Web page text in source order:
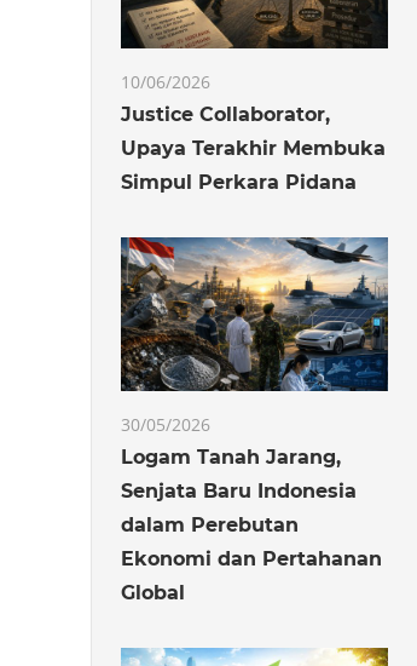
10/06/2026
Justice Collaborator,
Upaya Terakhir Membuka
Simpul Perkara Pidana
30/05/2026
Logam Tanah Jarang,
Senjata Baru Indonesia
dalam Perebutan
Ekonomi dan Pertahanan
Global